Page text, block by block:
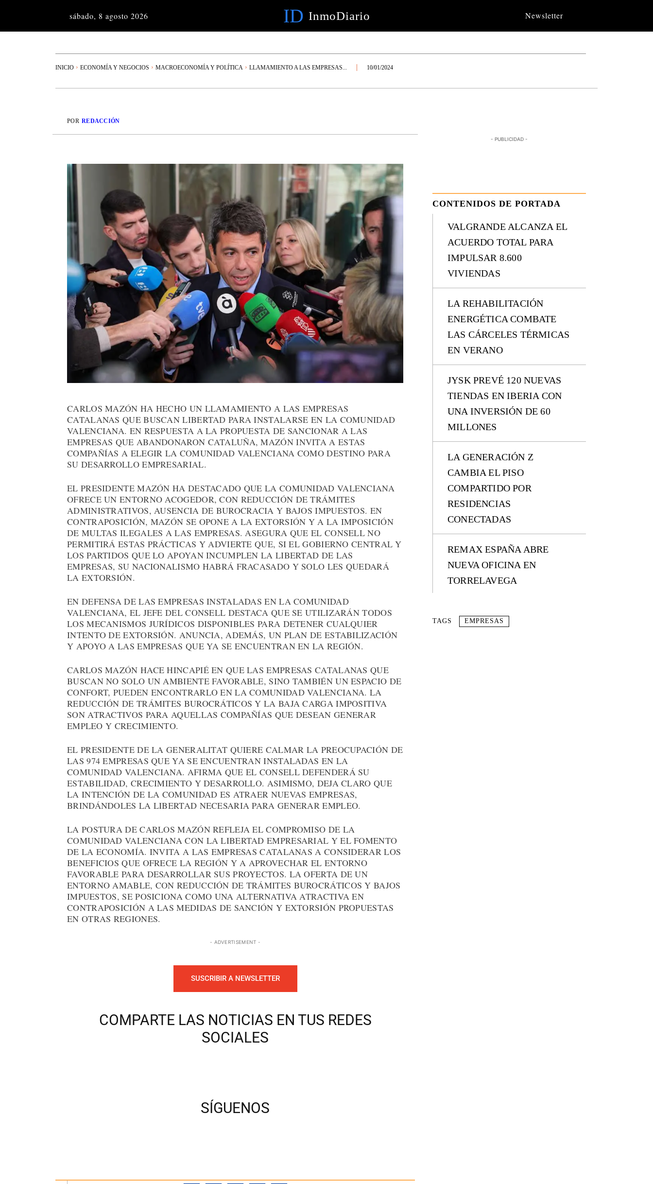
sábado, 8 agosto 2026 ID InmoDiario Newsletter
INICIO ECONOMÍA Y NEGOCIOS MACROECONOMÍA Y POLÍTICA LLAMAMIENTO A LAS EMPRESAS... 10/01/2024
POR REDACCIÓN
CARLOS MAZÓN HA HECHO UN LLAMAMIENTO A LAS EMPRESAS
CATALANAS QUE BUSCAN LIBERTAD PARA INSTALARSE EN LA COMUNIDAD
VALENCIANA. EN RESPUESTA A LA PROPUESTA DE SANCIONAR A LAS
EMPRESAS QUE ABANDONARON CATALUÑA, MAZÓN INVITA A ESTAS
COMPAÑÍAS A ELEGIR LA COMUNIDAD VALENCIANA COMO DESTINO PARA
SU DESARROLLO EMPRESARIAL.
EL PRESIDENTE MAZÓN HA DESTACADO QUE LA COMUNIDAD VALENCIANA
OFRECE UN ENTORNO ACOGEDOR, CON REDUCCIÓN DE TRÁMITES
ADMINISTRATIVOS, AUSENCIA DE BUROCRACIA Y BAJOS IMPUESTOS. EN
CONTRAPOSICIÓN, MAZÓN SE OPONE A LA EXTORSIÓN Y A LA IMPOSICIÓN
DE MULTAS ILEGALES A LAS EMPRESAS. ASEGURA QUE EL CONSELL NO
PERMITIRÁ ESTAS PRÁCTICAS Y ADVIERTE QUE, SI EL GOBIERNO CENTRAL Y
LOS PARTIDOS QUE LO APOYAN INCUMPLEN LA LIBERTAD DE LAS
EMPRESAS, SU NACIONALISMO HABRÁ FRACASADO Y SOLO LES QUEDARÁ
LA EXTORSIÓN.
EN DEFENSA DE LAS EMPRESAS INSTALADAS EN LA COMUNIDAD
VALENCIANA, EL JEFE DEL CONSELL DESTACA QUE SE UTILIZARÁN TODOS
LOS MECANISMOS JURÍDICOS DISPONIBLES PARA DETENER CUALQUIER
INTENTO DE EXTORSIÓN. ANUNCIA, ADEMÁS, UN PLAN DE ESTABILIZACIÓN
Y APOYO A LAS EMPRESAS QUE YA SE ENCUENTRAN EN LA REGIÓN.
CARLOS MAZÓN HACE HINCAPIÉ EN QUE LAS EMPRESAS CATALANAS QUE
BUSCAN NO SOLO UN AMBIENTE FAVORABLE, SINO TAMBIÉN UN ESPACIO DE
CONFORT, PUEDEN ENCONTRARLO EN LA COMUNIDAD VALENCIANA. LA
REDUCCIÓN DE TRÁMITES BUROCRÁTICOS Y LA BAJA CARGA IMPOSITIVA
SON ATRACTIVOS PARA AQUELLAS COMPAÑÍAS QUE DESEAN GENERAR
EMPLEO Y CRECIMIENTO.
EL PRESIDENTE DE LA GENERALITAT QUIERE CALMAR LA PREOCUPACIÓN DE
LAS 974 EMPRESAS QUE YA SE ENCUENTRAN INSTALADAS EN LA
COMUNIDAD VALENCIANA. AFIRMA QUE EL CONSELL DEFENDERÁ SU
ESTABILIDAD, CRECIMIENTO Y DESARROLLO. ASIMISMO, DEJA CLARO QUE
LA INTENCIÓN DE LA COMUNIDAD ES ATRAER NUEVAS EMPRESAS,
BRINDÁNDOLES LA LIBERTAD NECESARIA PARA GENERAR EMPLEO.
LA POSTURA DE CARLOS MAZÓN REFLEJA EL COMPROMISO DE LA
COMUNIDAD VALENCIANA CON LA LIBERTAD EMPRESARIAL Y EL FOMENTO
DE LA ECONOMÍA. INVITA A LAS EMPRESAS CATALANAS A CONSIDERAR LOS
BENEFICIOS QUE OFRECE LA REGIÓN Y A APROVECHAR EL ENTORNO
FAVORABLE PARA DESARROLLAR SUS PROYECTOS. LA OFERTA DE UN
ENTORNO AMABLE, CON REDUCCIÓN DE TRÁMITES BUROCRÁTICOS Y BAJOS
IMPUESTOS, SE POSICIONA COMO UNA ALTERNATIVA ATRACTIVA EN
CONTRAPOSICIÓN A LAS MEDIDAS DE SANCIÓN Y EXTORSIÓN PROPUESTAS
EN OTRAS REGIONES.
- ADVERTISEMENT -
SUSCRIBIR A NEWSLETTER
COMPARTE LAS NOTICIAS EN TUS REDES
SOCIALES
SÍGUENOS
- PUBLICIDAD -
CONTENIDOS DE PORTADA
VALGRANDE ALCANZA EL
ACUERDO TOTAL PARA
IMPULSAR 8.600
VIVIENDAS
LA REHABILITACIÓN
ENERGÉTICA COMBATE
LAS CÁRCELES TÉRMICAS
EN VERANO
JYSK PREVÉ 120 NUEVAS
TIENDAS EN IBERIA CON
UNA INVERSIÓN DE 60
MILLONES
LA GENERACIÓN Z
CAMBIA EL PISO
COMPARTIDO POR
RESIDENCIAS
CONECTADAS
REMAX ESPAÑA ABRE
NUEVA OFICINA EN
TORRELAVEGA
TAGS EMPRESAS